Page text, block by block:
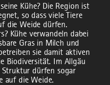
Kühe? Die Region ist
so dass viele Tiere
die Weide dürfen.
Kühe verwandeln dabei
Gras in Milch und
sie damit aktiven
Biodiversität. Im Allgäu
dürfen sogar
auf die Weide.